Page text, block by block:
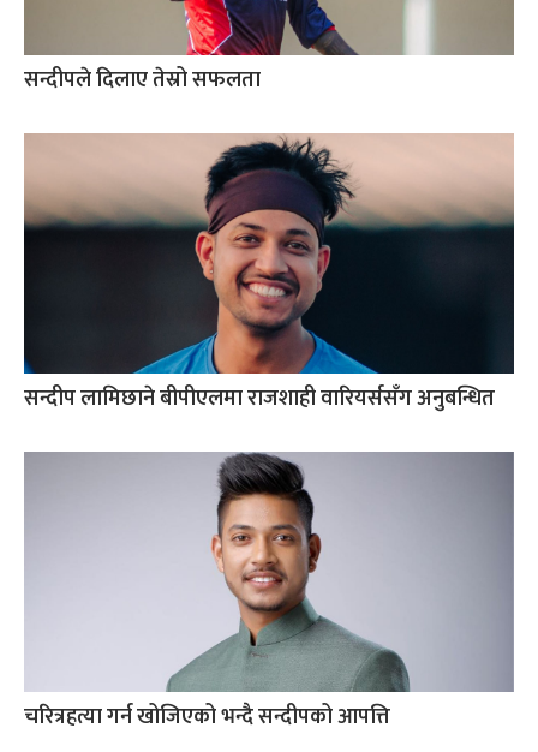
सन्दीपले दिलाए तेस्रो सफलता
सन्दीप लामिछाने बीपीएलमा राजशाही वारियर्ससँग अनुबन्धित
चरित्रहत्या गर्न खोजिएको भन्दै सन्दीपको आपत्ति